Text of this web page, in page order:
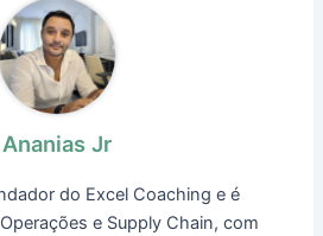
Ananias Jr
do Excel Coaching e é
e Supply Chain, com